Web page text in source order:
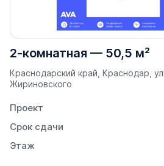
2-комнатная — 50,5 м²
Краснодарский край, Краснодар,
Жириновского
Проект
Срок сдачи
Этаж